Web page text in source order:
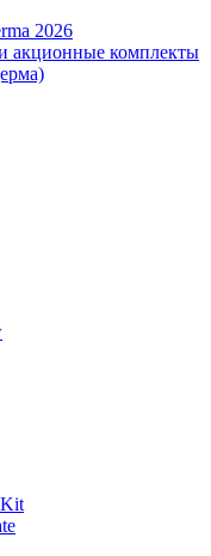
2026
акционные комплекты